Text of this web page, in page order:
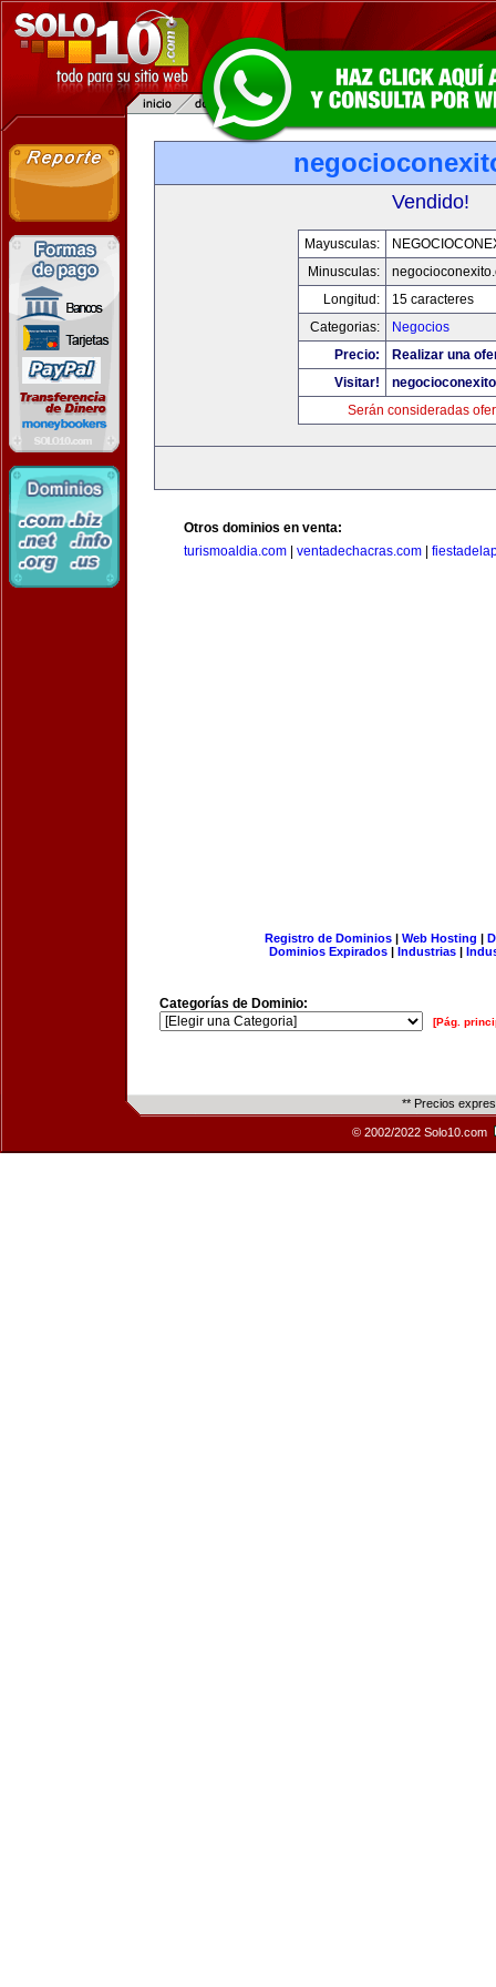
Vendido!
Mayusculas:
Minusculas:
Longitud:
15 caracteres
Categorias:
Negocios
Precio:
Realizar una
Visitar!
Serán consideradas
Otros dominios en venta:
turismoaldia.com
ventadechacras.com
Registro de Dominios| Web Hosting |
Dominios Expirados | Industrias |
Categorías de Dominio:
[Pág.
** Precios
© 2002/2022 Solo10.com